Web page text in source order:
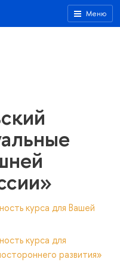
Меню
курса для Вашей
курса для
развития»